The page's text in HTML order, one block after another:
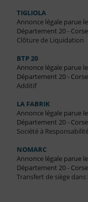
TIGLIOLA
Annonce légale parue
Département 20 - Corse
Clôture de Liquidation
BTP 20
Annonce légale parue
Département 20 - Corse
Additif
LA FABRIK
Annonce légale parue
Département 20 - Corse
Société à
NOMARC
Annonce légale parue
Département 20 - Corse
Transfert de siège